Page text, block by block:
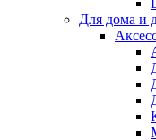
Для дома и